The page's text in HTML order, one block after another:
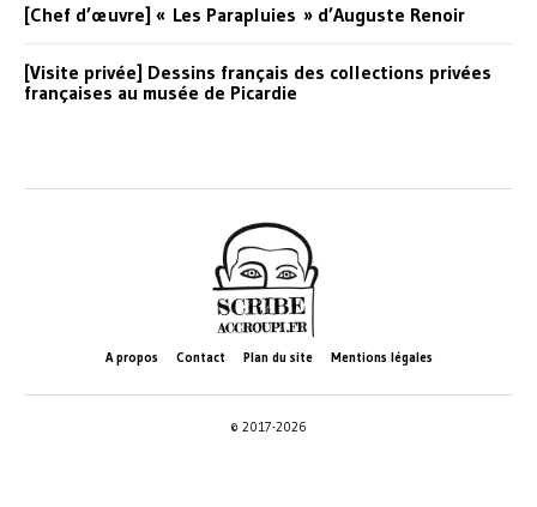
[Chef d’œuvre] « Les Parapluies » d’Auguste Renoir
[Visite privée] Dessins français des collections privées
françaises au musée de Picardie
A propos Contact Plan du site Mentions légales
© 2017-2026